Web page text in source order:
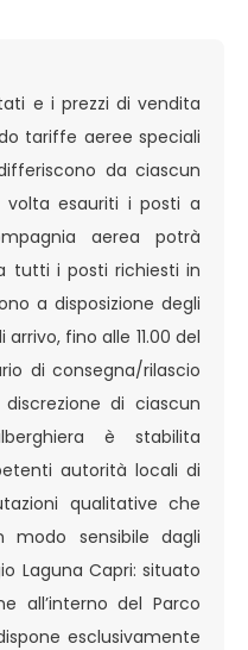
e i prezzi di vendita
tariffe aeree speciali
da ciascun
volta esauriti i posti a
aerea potrà
tutti i posti richiesti in
a disposizione degli
fino alle 11.00 del
di consegna/rilascio
di ciascun
è stabilita
autorità locali di
qualitative che
modo sensibile dagli
Laguna Capri: situato
all’interno del Parco
esclusivamente